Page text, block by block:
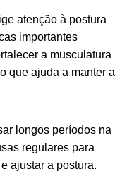
atenção à postura
importantes
a musculatura
que ajuda a manter a
longos períodos na
regulares para
ajustar a postura.